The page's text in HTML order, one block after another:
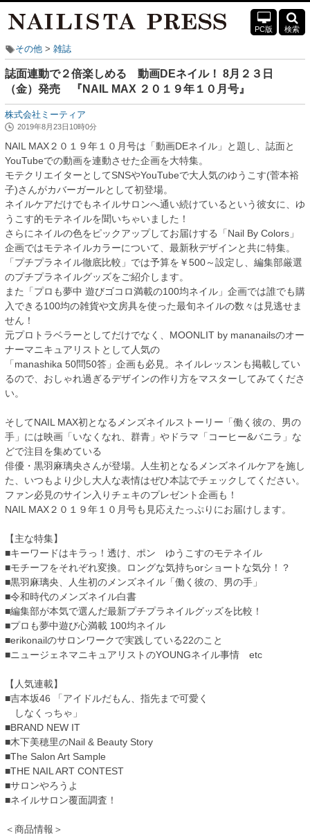
PC版 検索
その他 雑誌
誌面連動で２倍楽しめる 動画DEネイル！ 8月２３日
（金）発売 『NAIL MAX ２０１９年１０月号』
株式会社ミーティア
2019年8月23日10時0分
NAIL MAX２０１９年１０月号は「動画DEネイル」と題し、誌面と
YouTubeでの動画を連動させた企画を大特集。
モテクリエイターとしてSNSやYouTubeで大人気のゆうこす(菅本裕
子)さんがカバーガールとして初登場。
ネイルケアだけでもネイルサロンへ通い続けているという彼女に、ゆ
うこす的モテネイルを聞いちゃいました！
さらにネイルの色をピックアップしてお届けする「Nail By Colors」
企画ではモテネイルカラーについて、最新秋デザインと共に特集。
「プチプラネイル徹底比較」では予算を￥500～設定し、編集部厳選
のプチプラネイルグッズをご紹介します。
また「プロも夢中 遊びゴコロ満載の100均ネイル」企画では誰でも購
入できる100均の雑貨や文房具を使った最旬ネイルの数々は見逃せま
せん！
元プロトラベラーとしてだけでなく、MOONLIT by mananailsのオー
ナーマニキュアリストとして人気の
「manashika 50問50答」企画も必見。ネイルレッスンも掲載してい
るので、おしゃれ過ぎるデザインの作り方をマスターしてみてくださ
い。
そしてNAIL MAX初となるメンズネイルストーリー「働く彼の、男の
手」には映画「いなくなれ、群青」やドラマ「コーヒー&バニラ」な
どで注目を集めている
俳優・黒羽麻璃央さんが登場。人生初となるメンズネイルケアを施し
た、いつもより少し大人な表情はぜひ本誌でチェックしてください。
ファン必見のサイン入りチェキのプレゼント企画も！
NAIL MAX２０１９年１０月号も見応えたっぷりにお届けします。
【主な特集】
■キーワードはキラっ！透け、ポン ゆうこすのモテネイル
■モチーフをそれぞれ変換。ロングな気持ちorショートな気分！？
■黒羽麻璃央、人生初のメンズネイル「働く彼の、男の手」
■令和時代のメンズネイル白書
■編集部が本気で選んだ最新プチプラネイルグッズを比較！
■プロも夢中遊び心満載 100均ネイル
■erikonailのサロンワークで実践している22のこと
■ニュージェネマニキュアリストのYOUNGネイル事情 etc
【人気連載】
■吉本坂46 「アイドルだもん、指先まで可愛く
しなくっちゃ」
■BRAND NEW IT
■木下美穂里のNail & Beauty Story
■The Salon Art Sample
■THE NAIL ART CONTEST
■サロンやろうよ
■ネイルサロン覆面調査！
＜商品情報＞